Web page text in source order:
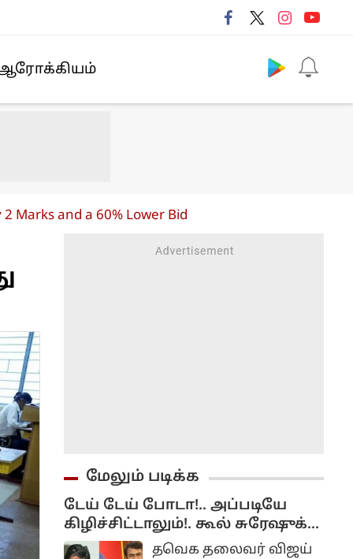
2 Marks and a 60% Lower Bid
மேலும் படிக்க
டேய் டேய் போடா!.. அப்படியே
கிழிச்சிட்டாலும்!. கூல் சுரேஷுக்கு
சீமான் பதிலடி!...தவெக தலைவர் விஜய்